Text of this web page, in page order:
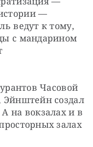
—
ведут к тому,
с мандарином
Часовой
создал
на вокзалах и в
залах